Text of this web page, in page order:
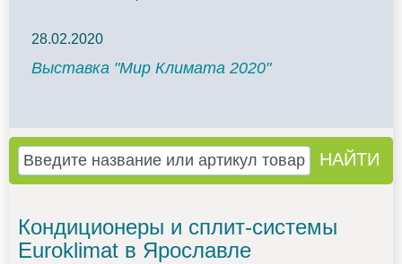
28.02.2020
Выставка "Мир Климата 2020"
Кондиционеры и сплит-системы
Euroklimat в Ярославле